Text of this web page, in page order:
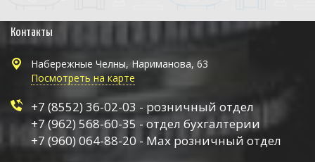
Контакты
Набережные Челны, Нариманова, 63
Посмотреть на карте
+7 (8552) 36-02-03 - розничный отдел
+7 (962) 568-60-35 - отдел бухгалтерии
+7 (960) 064-88-20 - Max розничный отдел